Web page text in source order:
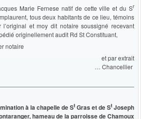
Marie Fernese natif de cette ville et du Sr
tous deux habitants de ce lieu, témoins
et moy dit notaire soussigné recevant
originellement audit Rd St Constituant,
notaire
et par extrait
… Chancellier
à la chapelle de St Gras et de St Joseph
hameau de la parroisse de Chamoux